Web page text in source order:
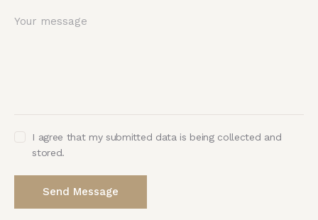
I agree that my submitted data is being collected and
stored.
Send Message